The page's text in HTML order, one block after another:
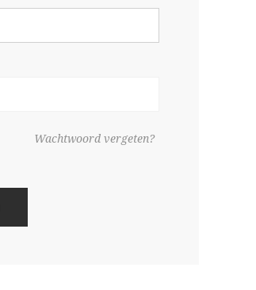
Wachtwoord vergeten?